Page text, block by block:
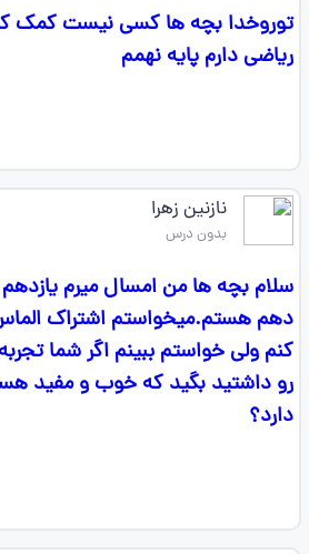
توروخدا بچه ها کسی نیست کمک
ریاضی دارم پایه نهمم
نازنین زهرا
بدون درس
سلام بچه ها من امسال میرم
دهم هستم.میخواستم اشتراک الماس
کنم ولی خواستم ببینم اگر شما
رو داشتید بگید که خوب و مفید
دارد؟